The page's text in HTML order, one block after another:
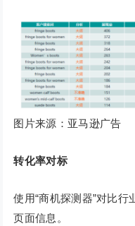
图片来源：亚马逊广告
转化率对标
使用“商机探测器”对比
页面信息。